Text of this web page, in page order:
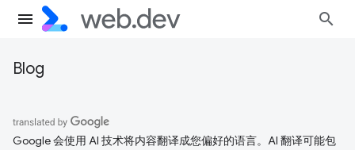
Blog
Google 会使用 AI 技术将内容翻译成您偏好的语言。AI 翻译可能包